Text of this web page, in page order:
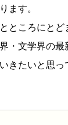
ます。
ところにとど
・文学界の最
きたいと思っ